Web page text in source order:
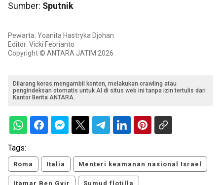
Sumber: Sputnik
Pewarta: Yoanita Hastryka Djohan
Editor: Vicki Febrianto
Copyright © ANTARA JATIM 2026
Dilarang keras mengambil konten, melakukan crawling atau
pengindeksan otomatis untuk AI di situs web ini tanpa izin tertulis dari
Kantor Berita ANTARA.
Tags:
Roma Italia Menteri keamanan nasional Israel
Itamar Ben Gvir Sumud flotilla